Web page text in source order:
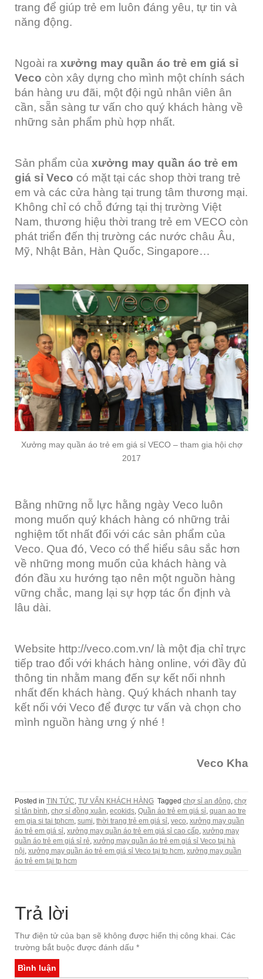
trang để giúp trẻ em luôn đáng yêu, tự tin và
năng động.
Ngoài ra xưởng may quần áo trẻ em giá sỉ
Veco còn xây dựng cho mình một chính sách
bán hàng ưu đãi, một đội ngủ nhân viên ân
cần, sẵn sàng tư vấn cho quý khách hàng về
những sản phẩm phù hợp nhất.
Sản phẩm của xưởng may quần áo trẻ em
giá sỉ Veco có mặt tại các shop thời trang trẻ
em và các cửa hàng tại trung tâm thương mại.
Không chỉ có chỗ đứng tại thị trường Việt
Nam, thương hiệu thời trang trẻ em VECO còn
phát triển đến thị trường các nước châu Âu,
Mỹ, Nhật Bản, Hàn Quốc, Singapore…
Xưởng may quần áo trẻ em giá sỉ VECO – tham gia hội chợ
2017
Bằng những nỗ lực hằng ngày Veco luôn
mong muốn quý khách hàng có những trải
nghiệm tốt nhất đối với các sản phẩm của
Veco. Qua đó, Veco có thể hiểu sâu sắc hơn
về những mong muốn của khách hàng và
đón đầu xu hướng tạo nên một nguồn hàng
vững chắc, mang lại sự hợp tác ổn định và
lâu dài.
Website http://veco.com.vn/ là một địa chỉ trực
tiếp trao đổi với khách hàng online, với đầy đủ
thông tin nhằm mang đến sự kết nối nhnh
nhất đến khách hàng. Quý khách nhanh tay
kết nối với Veco để được tư vấn và chọn cho
mình nguồn hàng ưng ý nhé !
Veco Kha
Posted in TIN TỨC TƯ VẤN KHÁCH HÀNG Tagged chợ sỉ an đông chợ
sỉ tân bình chợ sỉ đồng xuân ecokids Quần áo trẻ em giá sỉ quan ao tre
em gia si tai tphcm sumi thời trang trẻ em giá sỉ veco xưởng may quần
áo trẻ em giá sỉ xưởng may quần áo trẻ em giá sỉ cao cấp xưởng may
quần áo trẻ em giá sỉ rẻ xưởng may quần áo trẻ em giá sỉ Veco tại hà
nội xưởng may quần áo trẻ em giá sỉ Veco tại tp hcm xưởng may quần
áo trẻ em tại tp hcm
Trả lời
Thư điện tử của bạn sẽ không được hiển thị công khai. Các
trường bắt buộc được đánh dấu *
Bình luận